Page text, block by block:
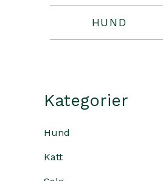
HUND
Kategorier
Hund
Katt